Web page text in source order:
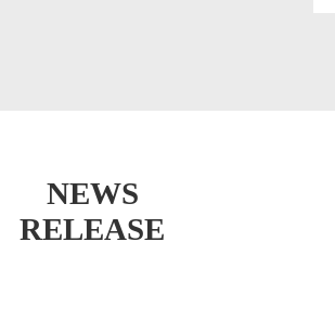
NEWS
RELEASE